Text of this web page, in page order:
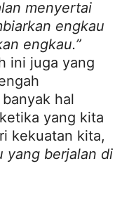
menyertai
engkau
engkau.”
ini juga yang
hal
yang kita
kekuatan kita,
yang berjalan di